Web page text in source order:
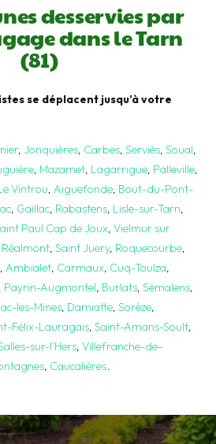
desservies par
dans le Tarn
(81)
se déplacent jusqu’à votre
, Jonquières, Carbes, Serviès, Soual,
, Mazamet, Lagarrigue, Palleville,
Vintrou, Aiguefonde, Bout-du-Pont-
, Gaillac, Rabastens, Lisle-sur-Tarn,
Paul Cap de Joux, Vielmur sur
Réalmont, Saint Juery, Roquecourbe,
, Ambialet, Carmaux, Cuq-Toulza,
, Payrin-Augmontel, Burlats, Sémalens,
les-Mines, Damiatte, Sorèze,
Félix-Lauragais, Saint-Amans-Soult,
sur-l’Hers, Villefranche-de-
, Caucalières.